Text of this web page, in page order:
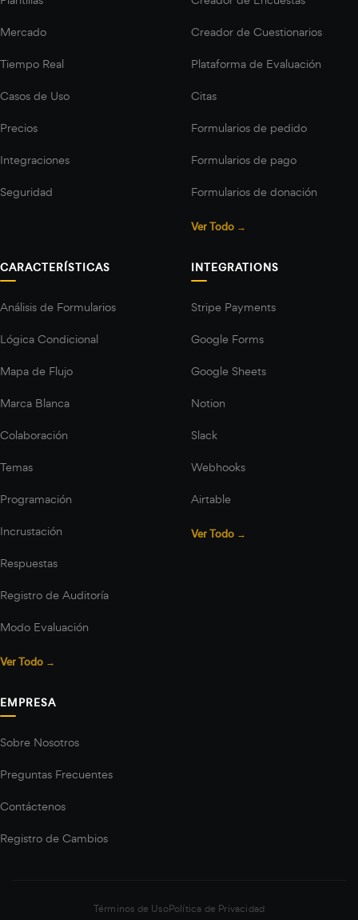
Mercado
Tiempo Real
Casos de Uso
Precios
Integraciones
Seguridad
Creador de Cuestionarios
Plataforma de Evaluación
Citas
Formularios de pedido
Formularios de pago
Formularios de donación
Ver Todo →
CARACTERÍSTICAS
Análisis de Formularios
Lógica Condicional
Mapa de Flujo
Marca Blanca
Colaboración
Temas
Programación
Incrustación
Respuestas
Registro de Auditoría
Modo Evaluación
Ver Todo →
INTEGRATIONS
Stripe Payments
Google Forms
Google Sheets
Notion
Slack
Webhooks
Airtable
Ver Todo →
EMPRESA
Sobre Nosotros
Preguntas Frecuentes
Contáctenos
Registro de Cambios
Términos de UsoPolítica de Privacidad